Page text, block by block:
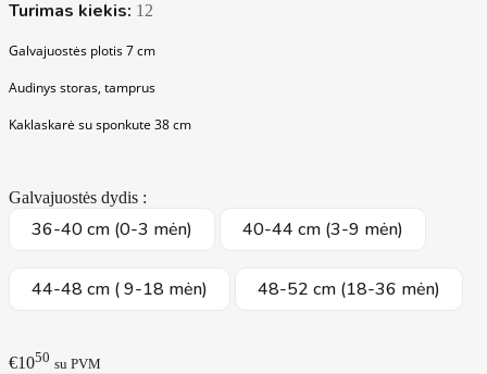
Turimas kiekis: 12
Galvajuostės plotis 7 cm
Audinys storas, tamprus
Kaklaskarė su sponkute 38 cm
Galvajuostės dydis :
36-40 cm (0-3 mėn) 40-44 cm (3-9 mėn)
44-48 cm ( 9-18 mėn) 48-52 cm (18-36 mėn)
€1050 su PVM